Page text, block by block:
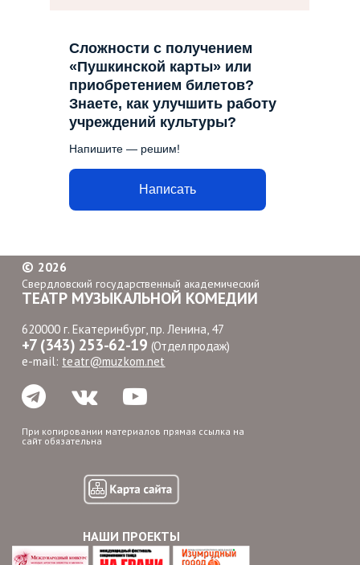
Сложности с получением
«Пушкинской карты» или
приобретением билетов?
Знаете, как улучшить работу
учреждений культуры?
Напишите — решим!
Написать
© 2026
Свердловский государственный академический
ТЕАТР МУЗЫКАЛЬНОЙ КОМЕДИИ
620000 г. Екатеринбург, пр. Ленина, 47
+7 (343) 253-62-19 (Отдел продаж)
e-mail: teatr@muzkom.net
При копировании материалов прямая ссылка на
сайт обязательна
НАШИ ПРОЕКТЫ